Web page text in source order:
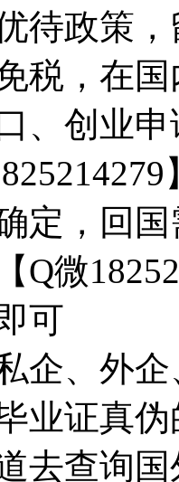
待政策
税，在
、创业
定，回
Q微
可
企、外
业证真伪
去查询